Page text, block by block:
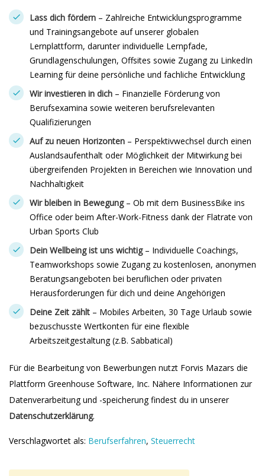
Lass dich fördern – Zahlreiche Entwicklungsprogramme
und Trainingsangebote auf unserer globalen
Lernplattform, darunter individuelle Lernpfade,
Grundlagenschulungen, Offsites sowie Zugang zu LinkedIn
Learning für deine persönliche und fachliche Entwicklung
Wir investieren in dich – Finanzielle Förderung von
Berufsexamina sowie weiteren berufsrelevanten
Qualifizierungen
Auf zu neuen Horizonten – Perspektivwechsel durch einen
Auslandsaufenthalt oder Möglichkeit der Mitwirkung bei
übergreifenden Projekten in Bereichen wie Innovation und
Nachhaltigkeit
Wir bleiben in Bewegung– Ob mit dem BusinessBike ins
Office oder beim After-Work-Fitness dank der Flatrate von
Urban Sports Club
Dein Wellbeing ist uns wichtig – Individuelle Coachings,
Teamworkshops sowie Zugang zu kostenlosen, anonymen
Beratungsangeboten bei beruflichen oder privaten
Herausforderungen für dich und deine Angehörigen
Deine Zeit zählt – Mobiles Arbeiten, 30 Tage Urlaub sowie
bezuschusste Wertkonten für eine flexible
Arbeitszeitgestaltung (z.B. Sabbatical)
Für die Bearbeitung von Bewerbungen nutzt Forvis Mazars die
Plattform Greenhouse Software, Inc. Nähere Informationen zur
Datenverarbeitung und -speicherung findest du in unserer
Datenschutzerklärung.
Verschlagwortet als: Berufserfahren, Steuerrecht